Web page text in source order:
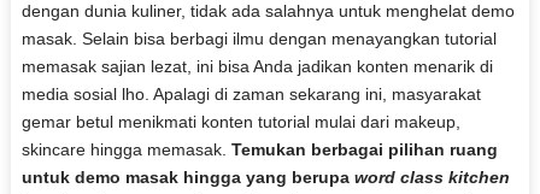
dengan dunia kuliner, tidak ada salahnya untuk menghelat demo
masak. Selain bisa berbagi ilmu dengan menayangkan tutorial
memasak sajian lezat, ini bisa Anda jadikan konten menarik di
media sosial lho. Apalagi di zaman sekarang ini, masyarakat
gemar betul menikmati konten tutorial mulai dari makeup,
skincare hingga memasak. Temukan berbagai pilihan ruang
untuk demo masak hingga yang berupa word class kitchen